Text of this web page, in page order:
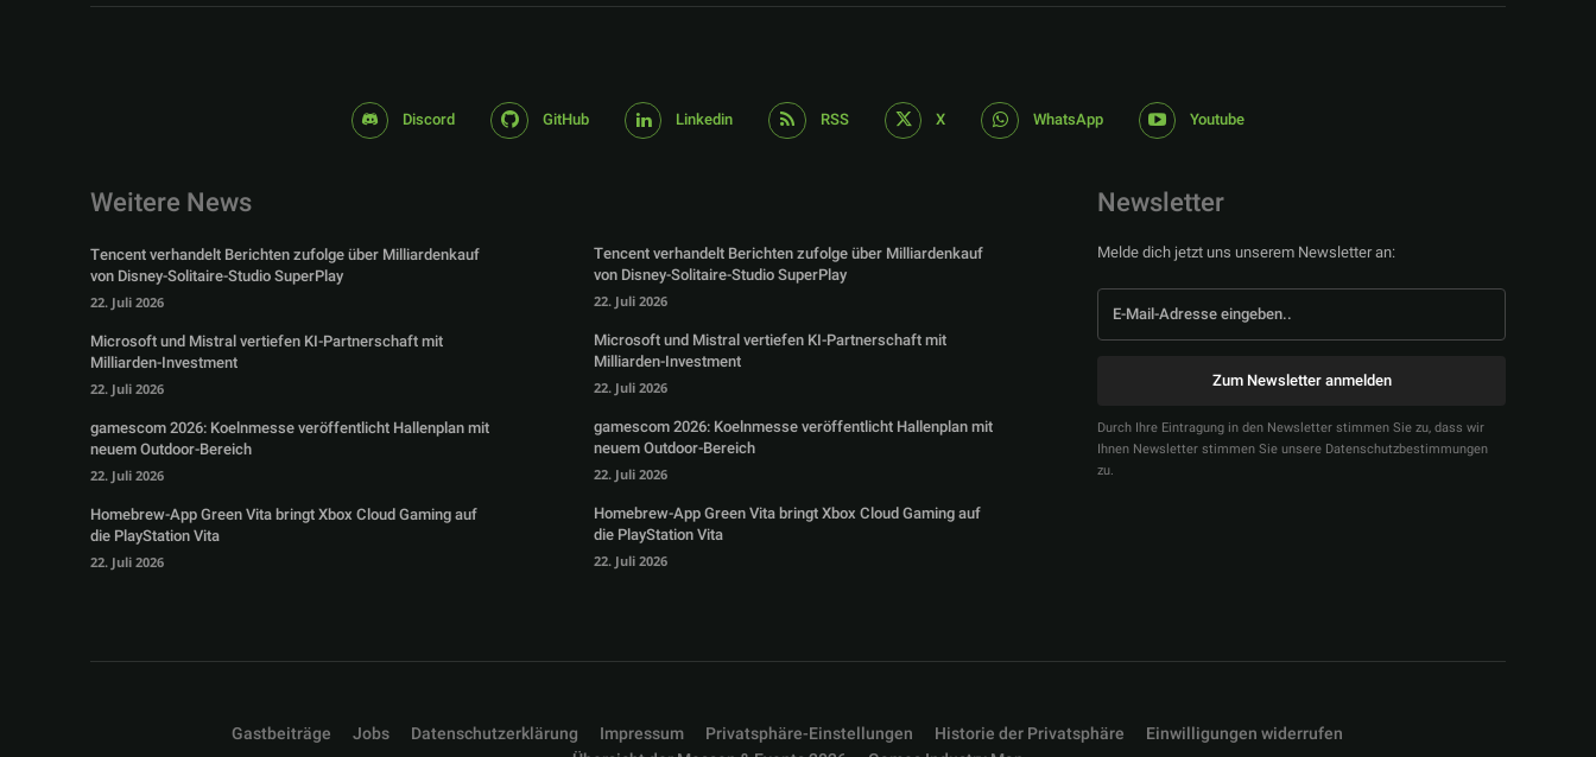
Discord GitHub Linkedin RSS X WhatsApp Youtube
Weitere News
Tencent verhandelt Berichten zufolge über Milliardenkauf
von Disney-Solitaire-Studio SuperPlay
22. Juli 2026
Microsoft und Mistral vertiefen KI-Partnerschaft mit
Milliarden-Investment
22. Juli 2026
gamescom 2026: Koelnmesse veröffentlicht Hallenplan mit
neuem Outdoor-Bereich
22. Juli 2026
Homebrew-App Green Vita bringt Xbox Cloud Gaming auf
die PlayStation Vita
22. Juli 2026
Tencent verhandelt Berichten zufolge über Milliardenkauf
von Disney-Solitaire-Studio SuperPlay
22. Juli 2026
Microsoft und Mistral vertiefen KI-Partnerschaft mit
Milliarden-Investment
22. Juli 2026
gamescom 2026: Koelnmesse veröffentlicht Hallenplan mit
neuem Outdoor-Bereich
22. Juli 2026
Homebrew-App Green Vita bringt Xbox Cloud Gaming auf
die PlayStation Vita
22. Juli 2026
Newsletter
Melde dich jetzt uns unserem Newsletter an:
Zum Newsletter anmelden
Durch Ihre Eintragung in den Newsletter stimmen Sie zu, dass wir
Ihnen Newsletter stimmen Sie unsere Datenschutzbestimmungen
zu.
Gastbeiträge Jobs Datenschutzerklärung Impressum Privatsphäre-Einstellungen Historie der Privatsphäre
Einwilligungen widerrufen